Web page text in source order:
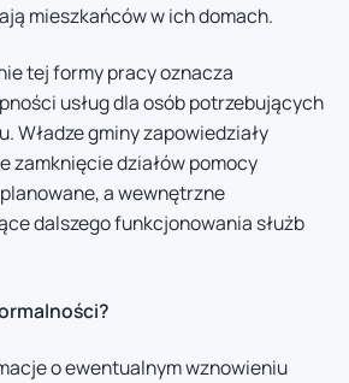
mieszkańców w ich domach.
tej formy pracy oznacza
usług dla osób potrzebujących
Władze gminy zapowiedziały
zamknięcie działów pomocy
a wewnętrzne
dalszego funkcjonowania służb
o ewentualnym wznowieniu